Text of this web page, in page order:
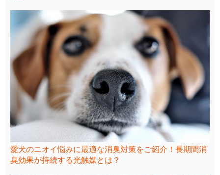
愛犬のニオイ悩みに最適な消臭対策をご紹介！長期間消
臭効果が持続する光触媒とは？